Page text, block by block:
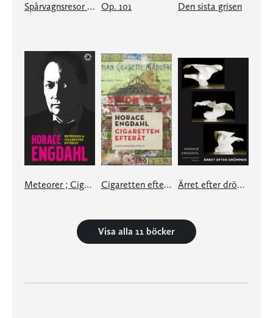
Spårvagnsresor med Mr Hume Op. 101 Den sista grisen
Meteorer ; Cigaretten efteråt Cigaretten efteråt Ärret efter drömmen
Visa alla 11 böcker